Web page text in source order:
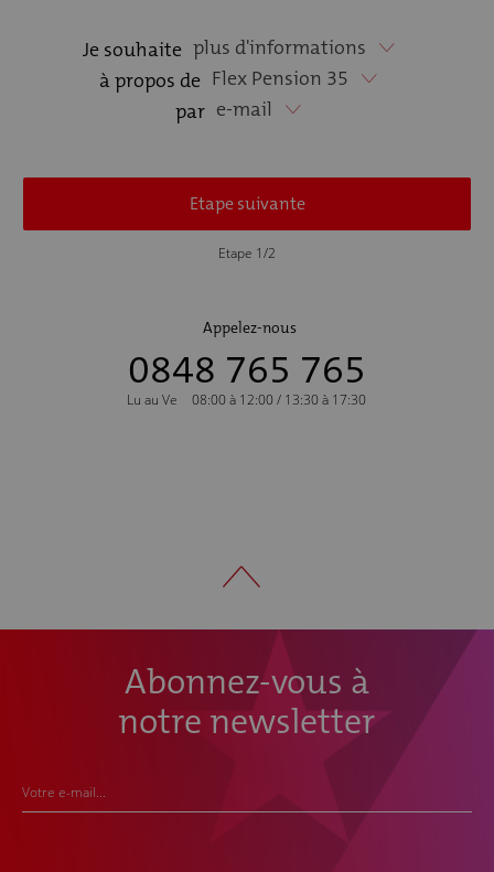
Je souhaite plus d'informations
à propos de Flex Pension 35
par e-mail
Etape suivante
Etape 1/2
Appelez-nous
0848 765 765
Lu au Ve 08:00 à 12:00 / 13:30 à 17:30
Abonnez-vous à
notre newsletter
Votre e-mail...